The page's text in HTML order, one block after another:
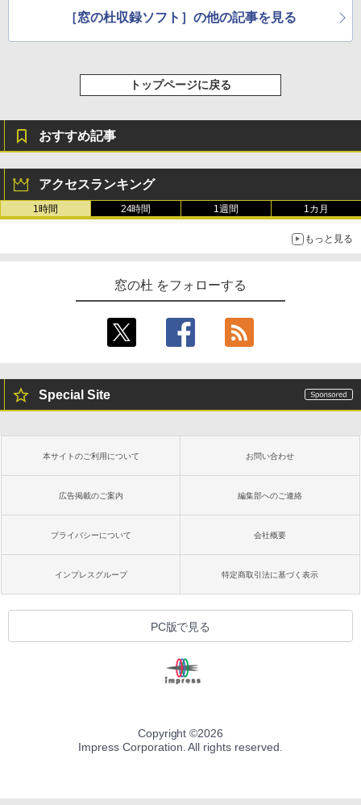
［窓の杜収録ソフト］の他の記事を見る
トップページに戻る
おすすめ記事
アクセスランキング
1時間 24時間 1週間 1カ月
もっと見る
窓の杜 をフォローする
Special Site
本サイトのご利用について お問い合わせ
広告掲載のご案内 編集部へのご連絡
プライバシーについて 会社概要
インプレスグループ 特定商取引法に基づく表示
PC版で見る
Copyright ©2026
Impress Corporation. All rights reserved.